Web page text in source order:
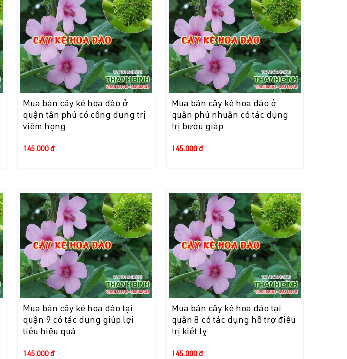
Mua bán cây ké hoa đào ở
quận tân phú có công dụng trị
viêm họng
145.000 đ
Mua bán cây ké hoa đào ở
quận phú nhuận có tác dụng
trị bướu giáp
145.000 đ
Mua bán cây ké hoa đào tại
quận 9 có tác dụng giúp lợi
tiểu hiệu quả
145.000 đ
Mua bán cây ké hoa đào tại
quận 8 có tác dụng hỗ trợ điều
trị kiết lỵ
145.000 đ